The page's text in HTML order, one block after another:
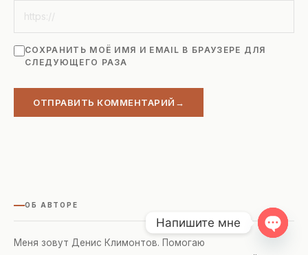
СОХРАНИТЬ МОЁ ИМЯ И EMAIL В БРАУЗЕРЕ ДЛЯ
СЛЕДУЮЩЕГО РАЗА
ОТПРАВИТЬ КОММЕНТАРИЙ
ОБ АВТОРЕ
Меня зовут Денис Климонтов. Помогаю
Напишите мне